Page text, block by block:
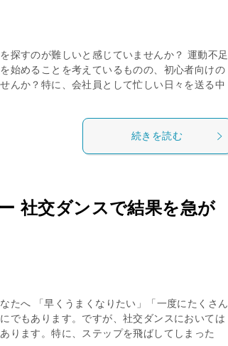
探すのが難しいと感じていませんか？ 運動不足
始めることを考えているものの、初心者向けの
んか？特に、会社員として忙しい日々を送る中
続きを読む
社交ダンスで結果を急が
たへ 「早くうまくなりたい」「一度にたくさん
でもあります。ですが、社交ダンスにおいては
ります。特に、ステップを飛ばしてしまった